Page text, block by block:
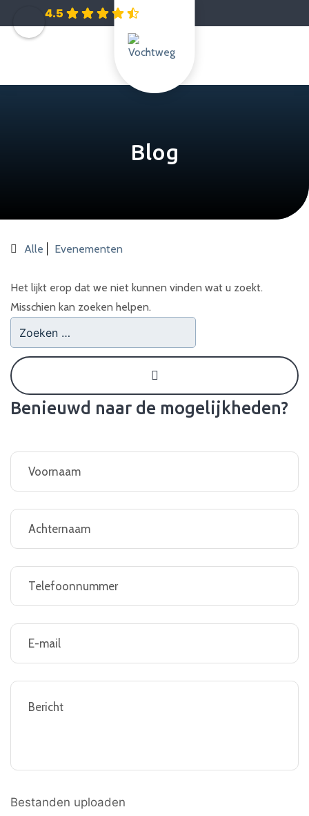
4.5
Blog
Alle Evenementen
Het lijkt erop dat we niet kunnen vinden wat u zoekt.
Misschien kan zoeken helpen.
Benieuwd naar de mogelijkheden?
Bestanden uploaden